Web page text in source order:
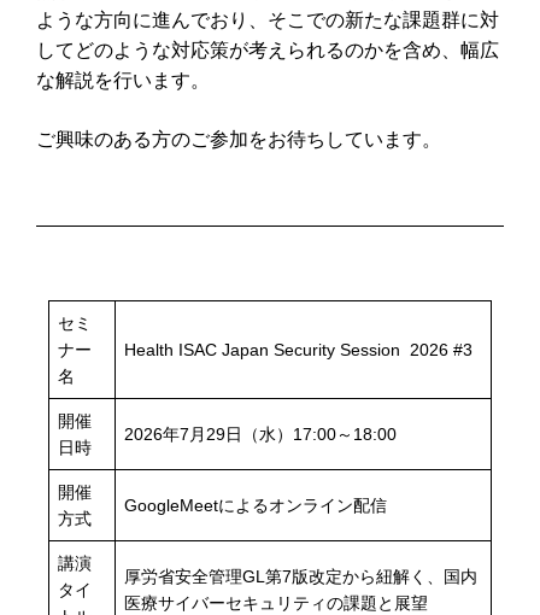
ような方向に進んでおり、そこでの新たな課題群に対
してどのような対応策が考えられるのかを含め、幅広
な解説を行います。
ご興味のある方のご参加をお待ちしています。
セミ
ナー
名
Health ISAC Japan Security Session 2026 #3
開催
日時
2026年7月29日（水）17:00～18:00
開催
方式
GoogleMeetによるオンライン配信
講演
タイ
厚労省安全管理GL第7版改定から紐解く、国内
医療サイバーセキュリティの課題と展望